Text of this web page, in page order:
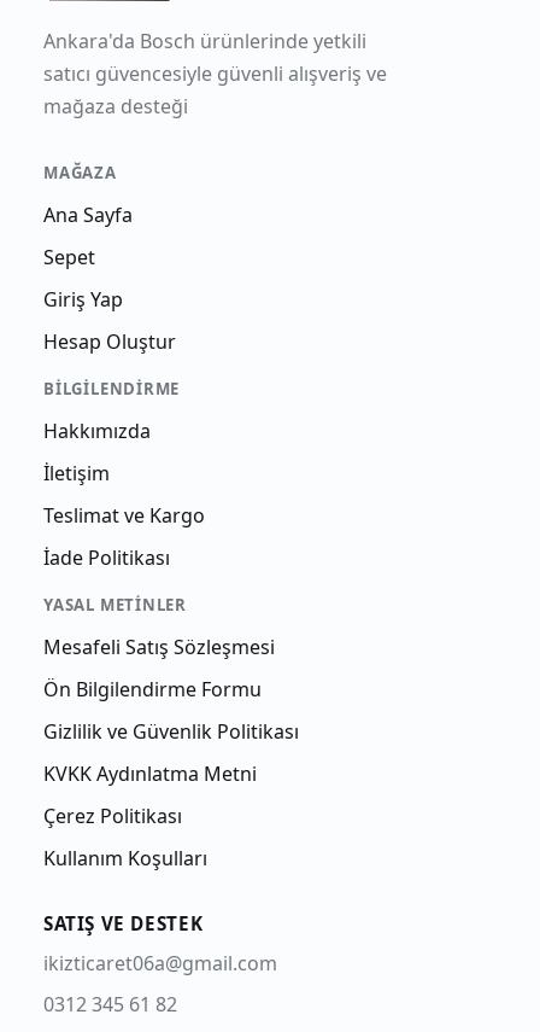
Ankara'da Bosch ürünlerinde yetkili
satıcı güvencesiyle güvenli alışveriş ve
mağaza desteği
MAĞAZA
Ana Sayfa
Sepet
Giriş Yap
Hesap Oluştur
BILGILENDIRME
Hakkımızda
İletişim
Teslimat ve Kargo
İade Politikası
YASAL METINLER
Mesafeli Satış Sözleşmesi
Ön Bilgilendirme Formu
Gizlilik ve Güvenlik Politikası
KVKK Aydınlatma Metni
Çerez Politikası
Kullanım Koşulları
SATIŞ VE DESTEK
ikizticaret06a@gmail.com
0312 345 61 82